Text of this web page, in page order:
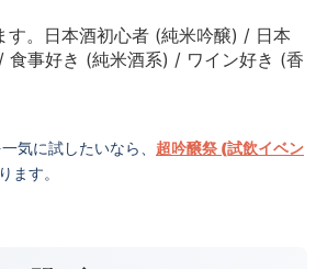
す。日本酒初心者 (純米吟醸) / 日本
食事好き (純米酒系) / ワイン好き (香
気に試したいなら、 超吟醸祭 (試飲イベン
ます。